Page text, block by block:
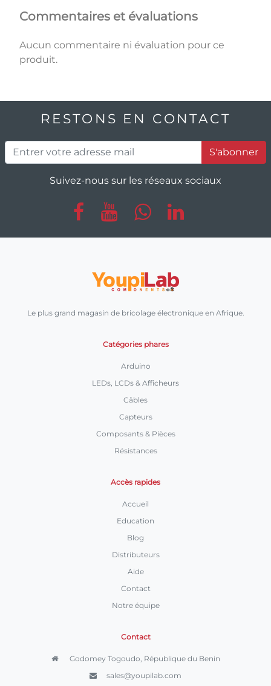
Commentaires et évaluations
Aucun commentaire ni évaluation pour ce
produit.
RESTONS EN CONTACT
S'abonner
Suivez-nous sur les réseaux sociaux
Le plus grand magasin de bricolage électronique en Afrique.
Catégories phares
Arduino
LEDs, LCDs & Afficheurs
Câbles
Capteurs
Composants & Pièces
Résistances
Accès rapides
Accueil
Education
Blog
Distributeurs
Aide
Contact
Notre équipe
Contact
Godomey Togoudo, République du Benin
sales@youpilab.com